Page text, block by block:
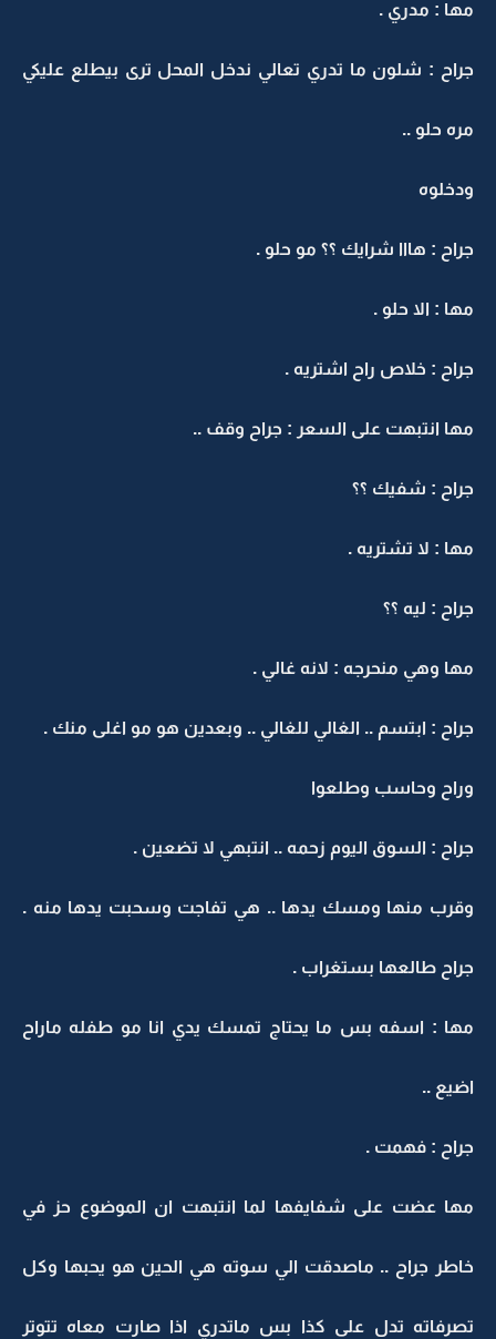
مها : مدري .
جراح : شلون ما تدري تعالي ندخل المحل ترى بيطلع عليكي
مره حلو ..
ودخلوه
جراح : هااا شرايك ؟؟ مو حلو .
مها : الا حلو .
جراح : خلاص راح اشتريه .
مها انتبهت على السعر : جراح وقف ..
جراح : شفيك ؟؟
مها : لا تشتريه .
جراح : ليه ؟؟
مها وهي منحرجه : لانه غالي .
جراح : ابتسم .. الغالي للغالي .. وبعدين هو مو اغلى منك .
وراح وحاسب وطلعوا
جراح : السوق اليوم زحمه .. انتبهي لا تضعين .
وقرب منها ومسك يدها .. هي تفاجت وسحبت يدها منه .
جراح طالعها بستغراب .
مها : اسفه بس ما يحتاج تمسك يدي انا مو طفله ماراح
اضيع ..
جراح : فهمت .
مها عضت على شفايفها لما انتبهت ان الموضوع حز في
خاطر جراح .. ماصدقت الي سوته هي الحين هو يحبها وكل
تصرفاته تدل على كذا بس ماتدري اذا صارت معاه تتوتر